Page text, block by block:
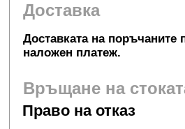
Доставка
Доставката на поръчаните
наложен платеж.
Връщане на
Право на отказ